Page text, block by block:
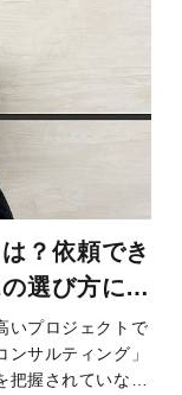
？依頼でき
選び方につ
いプロジェクトで
サルティング」
握されていない